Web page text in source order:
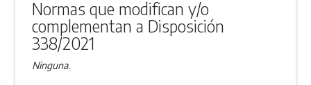
Normas que modifican y/o
complementan a Disposición
338/2021
Ninguna.